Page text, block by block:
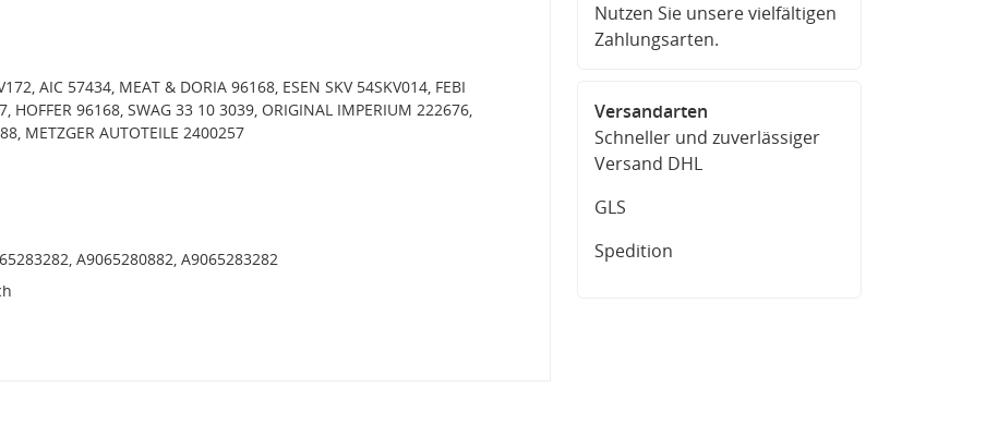
AIC 57434, MEAT & DORIA 96168, ESEN SKV 54SKV014, FEBI
HOFFER 96168, SWAG 33 10 3039, ORIGINAL IMPERIUM 222676,
METZGER AUTOTEILE 2400257
A9065280882, A9065283282
Nutzen Sie unsere vielfältigen
Zahlungsarten.
Versandarten
Schneller und zuverlässiger
Versand DHL
GLS
Spedition